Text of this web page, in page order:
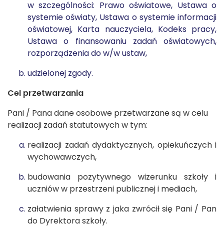
w szczególności: Prawo oświatowe, Ustawa o
systemie oświaty, Ustawa o systemie informacji
oświatowej, Karta nauczyciela, Kodeks pracy,
Ustawa o finansowaniu zadań oświatowych,
rozporządzenia do w/w ustaw,
udzielonej zgody.
Cel przetwarzania
Pani / Pana dane osobowe przetwarzane są w celu
realizacji zadań statutowych w tym:
realizacji zadań dydaktycznych, opiekuńczych i
wychowawczych,
budowania pozytywnego wizerunku szkoły i
uczniów w przestrzeni publicznej i mediach,
załatwienia sprawy z jaka zwrócił się Pani / Pan
do Dyrektora szkoły.